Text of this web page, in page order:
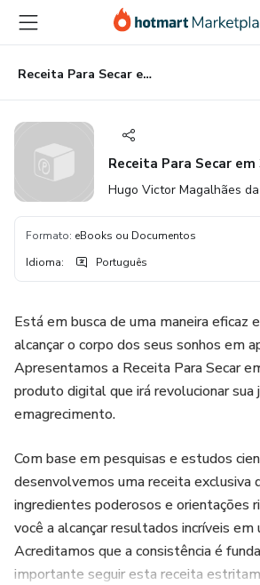
para
conteúdo
principal
para
pagamento
para
rodapé
Receita Para Secar em 30 Dias
Receita Para Secar em
Hugo Victor Magalhães
Formato: eBooks ou Documentos
Idioma: Português
Está em busca de uma maneira eficaz
alcançar o corpo dos seus sonhos em
Apresentamos a Receita Para Secar
produto digital que irá revolucionar sua
emagrecimento.
Com base em pesquisas e estudos
desenvolvemos uma receita exclusiva
ingredientes poderosos e orientações
você a alcançar resultados incríveis em
Acreditamos que a consistência é
importante seguir esta receita